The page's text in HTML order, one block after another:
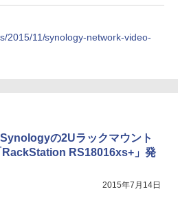
2015/11/synology-network-video-
の2Uラックマウント
RS18016xs+」発
2015年7月14日